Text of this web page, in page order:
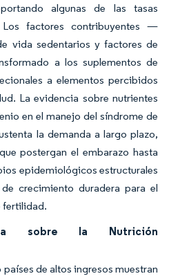
algunas de las tasas
Los factores contribuyentes —
vida sedentarios y factores de
a los suplementos de
a elementos percibidos
La evidencia sobre nutrientes
en el manejo del síndrome de
la demanda a largo plazo,
postergan el embarazo hasta
epidemiológicos estructurales
crecimiento duradera para el
fertilidad.
sobre la Nutrición
de altos ingresos muestran